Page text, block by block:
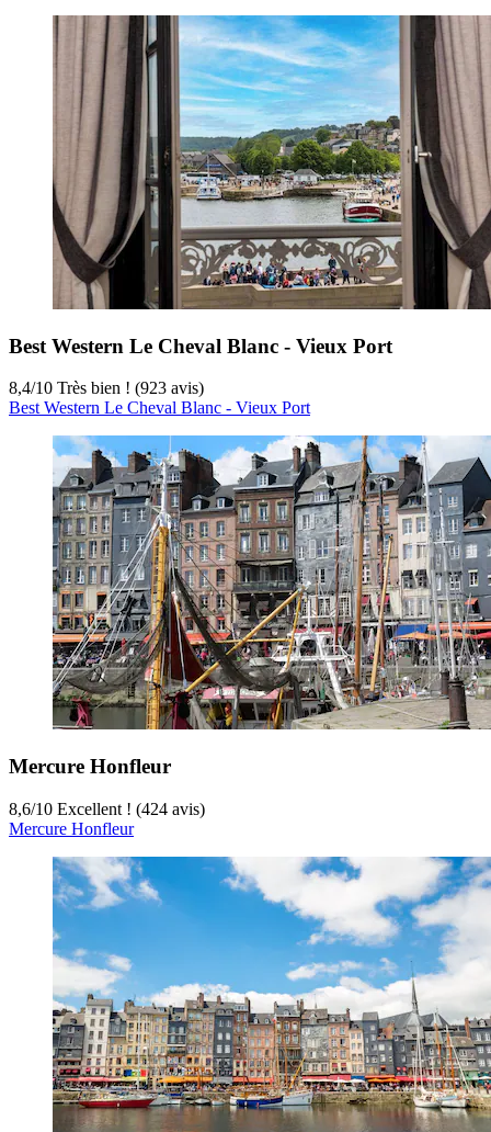
Best Western Le Cheval Blanc - Vieux Port
8,4/10 Très bien ! (923 avis)
Best Western Le Cheval Blanc - Vieux Port
Mercure Honfleur
8,6/10 Excellent ! (424 avis)
Mercure Honfleur